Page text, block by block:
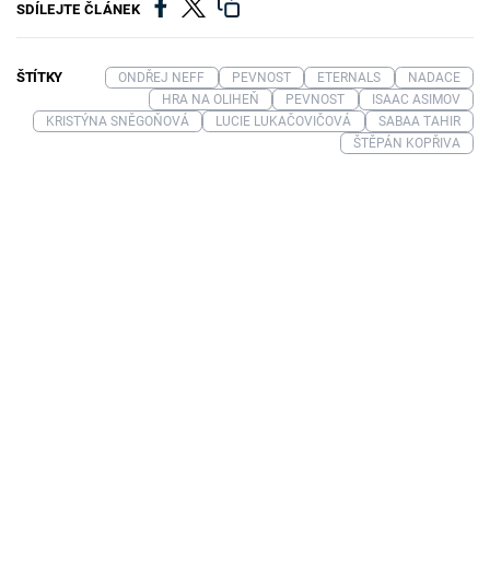
SDÍLEJTE ČLÁNEK
ŠTÍTKY ONDŘEJ NEFF PEVNOST ETERNALS
NADACE
HRA NA OLIHEŇ
PEVNOST
ISAAC ASIMOV
KRISTÝNA SNĚGOŇOVÁ
LUCIE LUKAČOVIČOVÁ
SABAA TAHIR
ŠTĚPÁN KOPŘIVA